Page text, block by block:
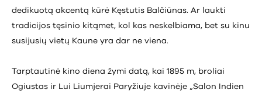
dedikuotą akcentą kūrė Kęstutis Balčiūnas. Ar laukti
tradicijos tęsinio kitąmet, kol kas neskelbiama, bet su kinu
susijusių vietų Kaune yra dar ne viena.
Tarptautinė kino diena žymi datą, kai 1895 m, broliai
Ogiustas ir Lui Liumjerai Paryžiuje kavinėje „Salon Indien